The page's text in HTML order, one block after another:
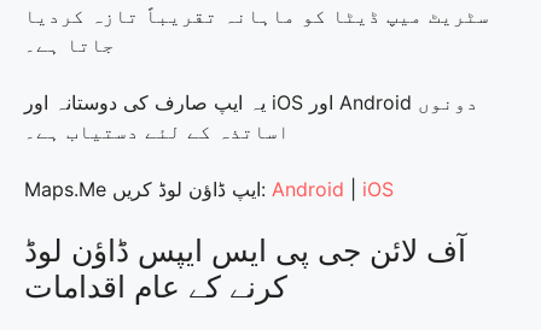
سٹریٹ میپ ڈیٹا کو ماہانہ تقریباً تازہ کردیا
جاتا ہے۔
یہ ایپ صارف کی دوستانہ اور iOS اور Android دونوں
اساتذہ کے لئے دستیاب ہے۔
Maps.Me ایپ ڈاؤن لوڈ کریں: Android iOS
آف لائن جی پی ایس ایپس ڈاؤن لوڈ
کرنے کے عام اقدامات